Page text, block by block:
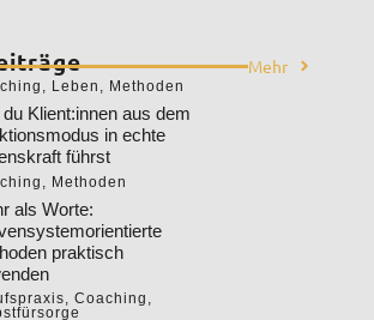
Mehr
, Leben , Methoden
Klient:innen aus dem
in echte
führst
, Methoden
als Worte:
praktisch
, Coaching ,